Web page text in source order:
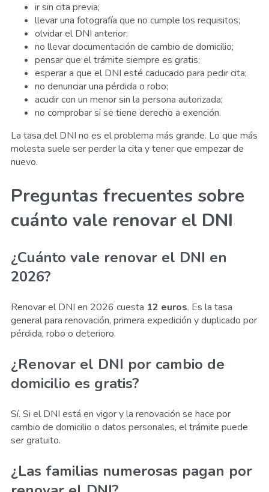
ir sin cita previa;
llevar una fotografía que no cumple los requisitos;
olvidar el DNI anterior;
no llevar documentación de cambio de domicilio;
pensar que el trámite siempre es gratis;
esperar a que el DNI esté caducado para pedir cita;
no denunciar una pérdida o robo;
acudir con un menor sin la persona autorizada;
no comprobar si se tiene derecho a exención.
La tasa del DNI no es el problema más grande. Lo que más
molesta suele ser perder la cita y tener que empezar de
nuevo.
Preguntas frecuentes sobre
cuánto vale renovar el DNI
¿Cuánto vale renovar el DNI en
2026?
Renovar el DNI en 2026 cuesta 12 euros. Es la tasa
general para renovación, primera expedición y duplicado por
pérdida, robo o deterioro.
¿Renovar el DNI por cambio de
domicilio es gratis?
Sí. Si el DNI está en vigor y la renovación se hace por
cambio de domicilio o datos personales, el trámite puede
ser gratuito.
¿Las familias numerosas pagan por